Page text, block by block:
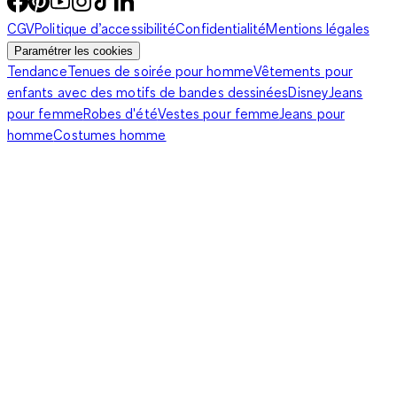
CGVPolitique d’accessibilitéConfidentialitéMentions légales
Paramétrer les cookies
TendanceTenues de soirée pour hommeVêtements pour
enfants avec des motifs de bandes dessinéesDisneyJeans
pour femmeRobes d'étéVestes pour femmeJeans pour
hommeCostumes homme